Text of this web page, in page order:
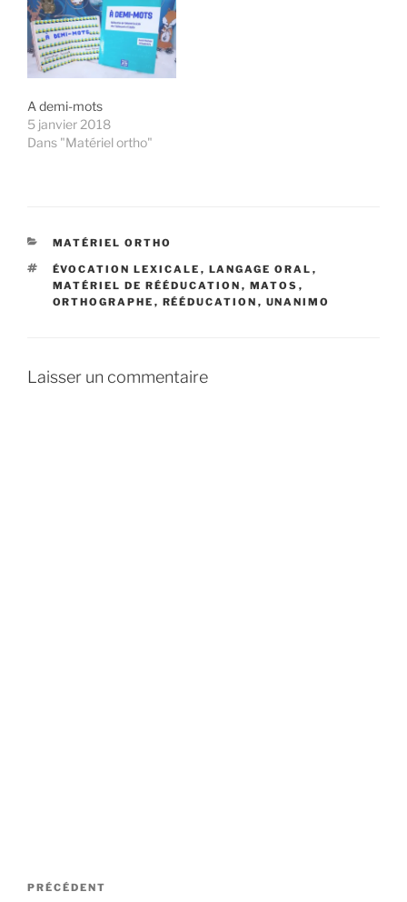
A demi-mots
5 janvier 2018
Dans "Matériel ortho"
CATÉGORIES
MATÉRIEL ORTHO
ÉTIQUETTES
ÉVOCATION LEXICALE , LANGAGE ORAL ,
MATÉRIEL DE RÉÉDUCATION , MATOS ,
ORTHOGRAPHE , RÉÉDUCATION , UNANIMO
Laisser un commentaire
Navigation
Article
PRÉCÉDENT